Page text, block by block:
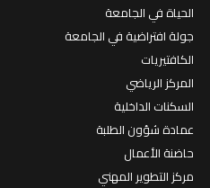
الحياة في الجامعة
جولة افتراضية في الجامعة
الكافتيريات
المركز الرياضي
السكنات الداخلية
عمادة شؤون الطلبة
حاضنة الأعمال
مركز التطوير المهني